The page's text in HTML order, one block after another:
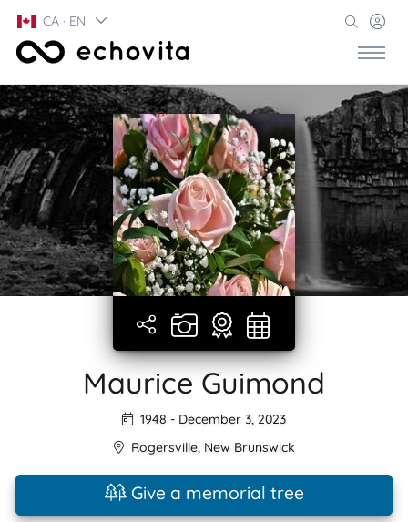
CA · EN
Maurice Guimond
1948 - December 3, 2023
Rogersville, New Brunswick
Give a memorial tree